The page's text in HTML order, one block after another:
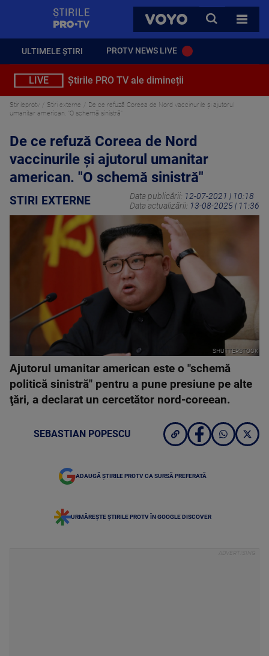
VOYO
CAUTA
TOATE
ULTIMELE ȘTIRI PROTV NEWS LIVE
LIVE Știrile PRO TV ale dimineții
Stirileprotv Stiri externe
De ce refuză Coreea de Nord vaccinurile și ajutorul
umanitar american. "O schemă sinistră"
De ce refuză Coreea de Nord
vaccinurile și ajutorul umanitar
american. "O schemă sinistră"
STIRI EXTERNE Data publicării: 12-07-2021 | 10:18
Data actualizării: 13-08-2025 | 11:36
SHUTTERSTOCK
Ajutorul umanitar american este o "schemă
politică sinistră" pentru a pune presiune pe alte
ţări, a declarat un cercetător nord-coreean.
SEBASTIAN POPESCU
ADAUGĂ ȘTIRILE PROTV CA SURSĂ PREFERATĂ
URMĂREȘTE ȘTIRILE PROTV ÎN GOOGLE DISCOVER